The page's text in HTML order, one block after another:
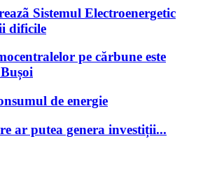
Sistemul Electroenergetic
dificile
pe cărbune este
de energie
ar putea genera investiții...